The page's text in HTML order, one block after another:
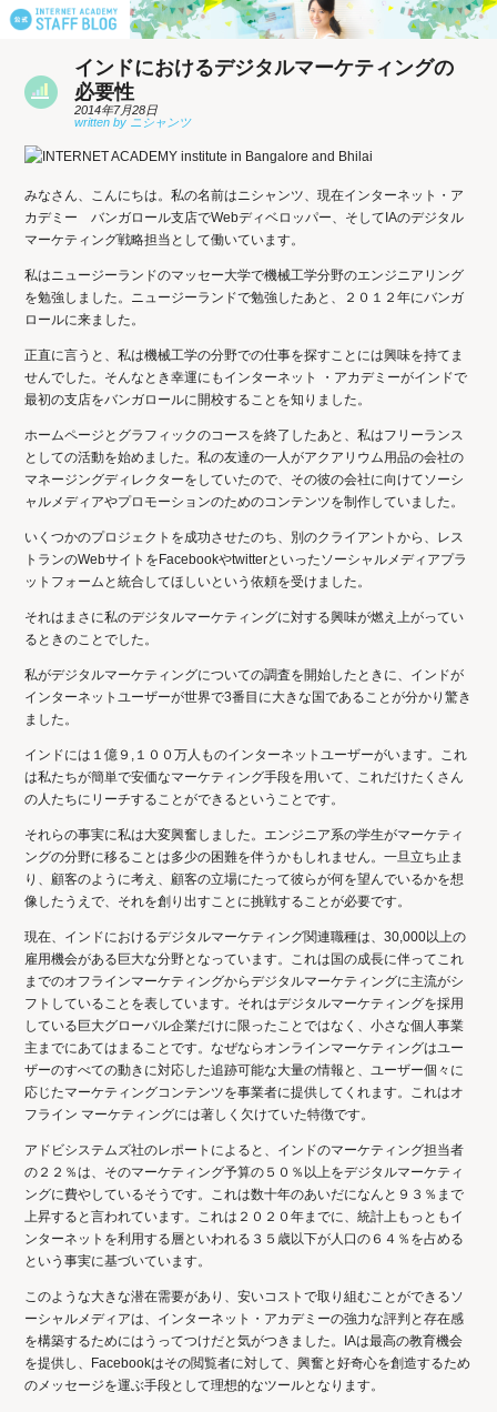
インドにおけるデジタルマーケティングの
必要性
2014年7月28日
みなさん、こんにちは。私の名前はニシャンツ、現在インターネット・ア
カデミー バンガロール支店でWebディベロッパー、そしてIAのデジタル
マーケティング戦略担当として働いています。
私はニュージーランドのマッセー大学で機械工学分野のエンジニアリング
を勉強しました。ニュージーランドで勉強したあと、２０１２年にバンガ
ロールに来ました。
正直に言うと、私は機械工学の分野での仕事を探すことには興味を持てま
せんでした。そんなとき幸運にもインターネット ・アカデミーがインドで
最初の支店をバンガロールに開校することを知りました。
ホームページとグラフィックのコースを終了したあと、私はフリーランス
としての活動を始めました。私の友達の一人がアクアリウム用品の会社の
マネージングディレクターをしていたので、その彼の会社に向けてソーシ
ャルメディアやプロモーションのためのコンテンツを制作していました。
いくつかのプロジェクトを成功させたのち、別のクライアントから、レス
トランのWebサイトをFacebookやtwitterといったソーシャルメディアプラ
ットフォームと統合してほしいという依頼を受けました。
それはまさに私のデジタルマーケティングに対する興味が燃え上がってい
るときのことでした。
私がデジタルマーケティングについての調査を開始したときに、インドが
インターネットユーザーが世界で3番目に大きな国であることが分かり驚き
ました。
インドには１億９,１００万人ものインターネットユーザーがいます。これ
は私たちが簡単で安価なマーケティング手段を用いて、これだけたくさん
の人たちにリーチすることができるということです。
それらの事実に私は大変興奮しました。エンジニア系の学生がマーケティ
ングの分野に移ることは多少の困難を伴うかもしれません。一旦立ち止ま
り、顧客のように考え、顧客の立場にたって彼らが何を望んでいるかを想
像したうえで、それを創り出すことに挑戦することが必要です。
現在、インドにおけるデジタルマーケティング関連職種は、30,000以上の
雇用機会がある巨大な分野となっています。これは国の成長に伴ってこれ
までのオフラインマーケティングからデジタルマーケティングに主流がシ
フトしていることを表しています。それはデジタルマーケティングを採用
している巨大グローバル企業だけに限ったことではなく、小さな個人事業
主までにあてはまることです。なぜならオンラインマーケティングはユー
ザーのすべての動きに対応した追跡可能な大量の情報と、ユーザー個々に
応じたマーケティングコンテンツを事業者に提供してくれます。これはオ
フライン マーケティングには著しく欠けていた特徴です。
アドビシステムズ社のレポートによると、インドのマーケティング担当者
の２２％は、そのマーケティング予算の５０％以上をデジタルマーケティ
ングに費やしているそうです。これは数十年のあいだになんと９３％まで
上昇すると言われています。これは２０２０年までに、統計上もっともイ
ンターネットを利用する層といわれる３５歳以下が人口の６４％を占める
という事実に基づいています。
このような大きな潜在需要があり、安いコストで取り組むことができるソ
ーシャルメディアは、インターネット・アカデミーの強力な評判と存在感
を構築するためにはうってつけだと気がつきました。IAは最高の教育機会
を提供し、Facebookはその閲覧者に対して、興奮と好奇心を創造するため
のメッセージを運ぶ手段として理想的なツールとなります。